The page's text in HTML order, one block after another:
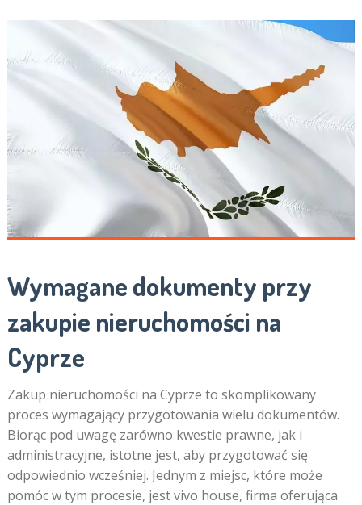
Wymagane dokumenty przy
zakupie nieruchomości na
Cyprze
Zakup nieruchomości na Cyprze to skomplikowany
proces wymagający przygotowania wielu dokumentów.
Biorąc pod uwagę zarówno kwestie prawne, jak i
administracyjne, istotne jest, aby przygotować się
odpowiednio wcześniej. Jednym z miejsc, które może
pomóc w tym procesie, jest vivo house, firma oferująca